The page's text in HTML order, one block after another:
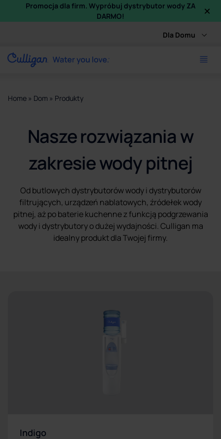
Promocja dla firm. Wypróbuj dystrybutor wody ZA
DARMO!
×
Dla Domu
Home » Dom » Produkty
Nasze rozwiązania w
zakresie wody pitnej
Od butlowych dystrybutorów wody i dystrybutorów
filtrujących, urządzeń nablatowych, źródełek wody
pitnej, aż po baterie kuchenne z funkcją podgrzewania
wody i dystrybutory o dużej wydajności. Culligan ma
idealny produkt dla Twojej firmy.
Indigo